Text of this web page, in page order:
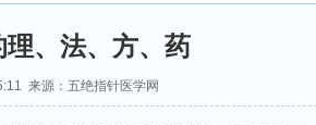
、法、方、药
来源：五绝指针医学网